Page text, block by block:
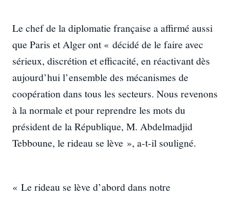
Le chef de la diplomatie française a affirmé aussi
que Paris et Alger ont « décidé de le faire avec
sérieux, discrétion et efficacité, en réactivant dès
aujourd’hui l’ensemble des mécanismes de
coopération dans tous les secteurs. Nous revenons
à la normale et pour reprendre les mots du
président de la République, M. Abdelmadjid
Tebboune, le rideau se lève », a-t-il souligné.
« Le rideau se lève d’abord dans notre